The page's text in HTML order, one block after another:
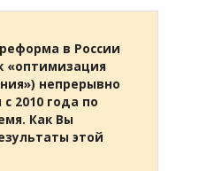
в России
«оптимизация
непрерывно
2010 года по
Как Вы
этой